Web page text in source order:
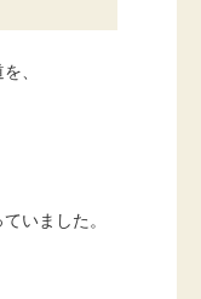
、
いました。